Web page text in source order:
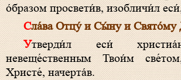
о́бразом просвети́в, изобличи́л
Сла́ва Отцу́ и Сы́ну и Свято́му
Утверди́л еси́ христиа́нскую ве́ру
невеще́ственным Твои́м
Христе́, начерта́в.